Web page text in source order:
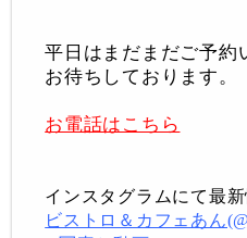
平日はまだまだご予約
お待ちしております。
お電話はこちら
インスタグラムにて最
ビストロ＆カフェあん